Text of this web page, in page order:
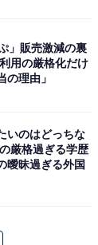
」販売激減の裏
用の厳格化だけ
の理由」
いのはどっちな
厳格過ぎる学歴
曖昧過ぎる外国